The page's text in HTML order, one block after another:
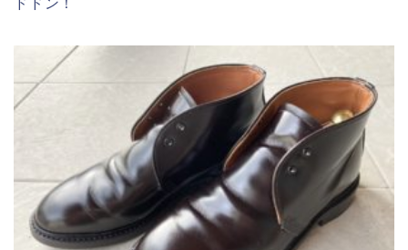
ドドン！